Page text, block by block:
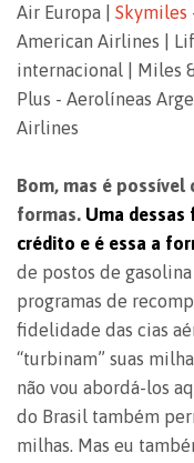
Air Europa | Skymiles
American Airlines |
internacional | Miles
Plus - Aerolíneas
Airlines
Bom, mas é
formas. Uma
crédito e é essa a
de postos de
programas de
fidelidade das cias
“turbinam” suas
não vou abordá-los
do Brasil também
milhas. Mas eu